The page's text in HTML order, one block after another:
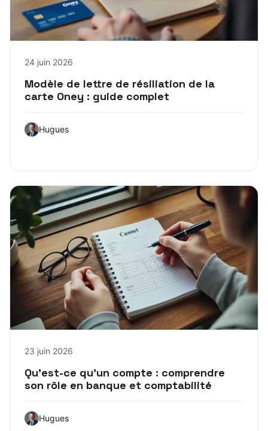
24 juin 2026
Modèle de lettre de résiliation de la
carte Oney : guide complet
Hugues
23 juin 2026
Qu’est-ce qu’un compte : comprendre
son rôle en banque et comptabilité
Hugues